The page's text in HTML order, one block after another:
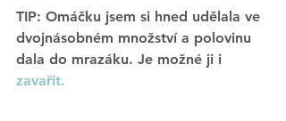
TIP: Omáčku jsem si hned udělala ve
dvojnásobném množství a polovinu
dala do mrazáku. Je možné ji i
zavařit.